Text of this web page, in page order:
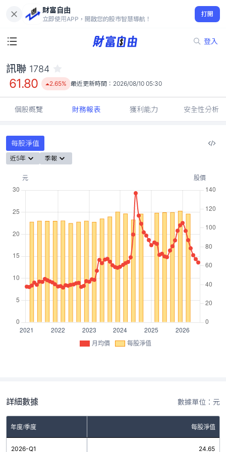
財富自由
立即使用APP，開啟您的股市智慧導航！
打開
登入
61.80
2.65%
訊聯 1784
61.80 2.65% 最近更新時間： 2026/08/10 05:30
個股概覽 財務報表 獲利能力 安全性分析
每股淨值
近5年 季報
月均價 每股淨值
詳細數據 數據單位：元
年度/季度 每股淨值
2026-Q1 24.65